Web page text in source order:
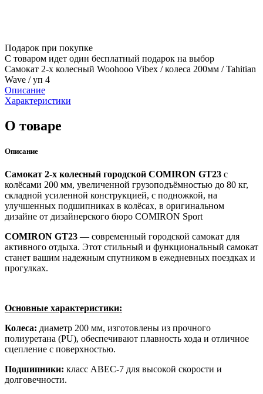
Подарок при покупке
С товаром идет один бесплатный подарок на выбор
Самокат 2-х колесный Woohooo Vibex / колеса 200мм / Tahitian
Wave / уп 4
Описание
Характеристики
О товаре
Описание
Самокат 2-х колесный городской COMIRON GT23 с
колёсами 200 мм, увеличенной грузоподъёмностью до 80 кг,
складной усиленной конструкцией, с подножкой, на
улучшенных подшипниках в колёсах, в оригинальном
дизайне от дизайнерского бюро COMIRON Sport
COMIRON GT23 — современный городской самокат для
активного отдыха. Этот стильный и функциональный самокат
станет вашим надежным спутником в ежедневных поездках и
прогулках.
Основные характеристики:
Колеса: диаметр 200 мм, изготовлены из прочного
полиуретана (PU), обеспечивают плавность хода и отличное
сцепление с поверхностью.
Подшипники: класс ABEC-7 для высокой скорости и
долговечности.